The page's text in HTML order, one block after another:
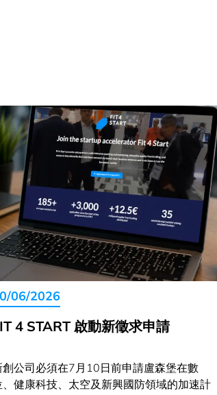
06/2026
4 START 啟動新徵求申請
創公司必須在7月10日前申請盧森堡在數
、健康科技、太空及新興國防領域的加速計